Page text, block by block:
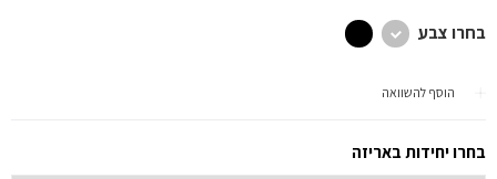
בחרו צבע
הוסף להשוואה
בחרו יחידות באריזה